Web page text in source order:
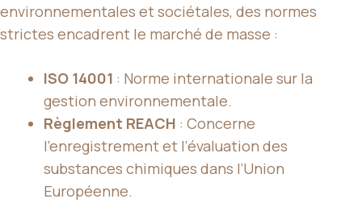
environnementales et sociétales, des normes
strictes encadrent le marché de masse :
ISO 14001 : Norme internationale sur la
gestion environnementale.
Règlement REACH : Concerne
l’enregistrement et l’évaluation des
substances chimiques dans l’Union
Européenne.